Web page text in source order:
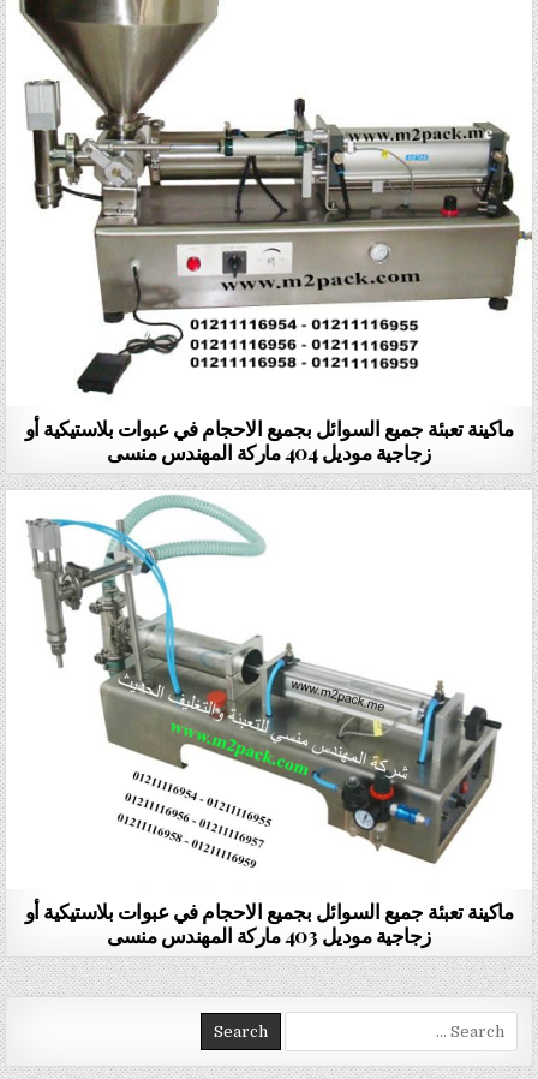
ماكينة تعبئة جميع السوائل بجميع الاحجام في عبوات بلاستيكية أو
زجاجية موديل 404 ماركة المهندس منسى
ماكينة تعبئة جميع السوائل بجميع الاحجام في عبوات بلاستيكية أو
زجاجية موديل 403 ماركة المهندس منسى
Search for: